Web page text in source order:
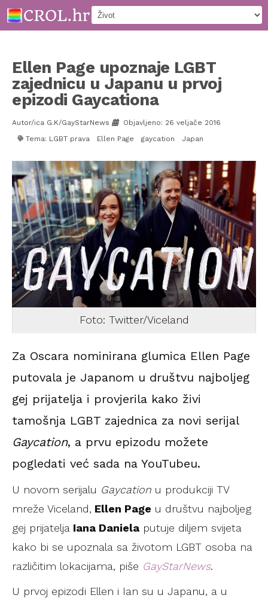
Ellen Page upoznaje LGBT
zajednicu u Japanu u prvoj
epizodi Gaycationa
Autor/ica G.K/GayStarNews
Objavljeno: 26 veljače 2016
Tema: LGBT prava Ellen Page gaycation Japan
Foto: Twitter/Viceland
Za Oscara nominirana glumica Ellen Page
putovala je Japanom u društvu najboljeg
gej prijatelja i provjerila kako živi
tamošnja LGBT zajednica za novi serijal
Gaycation, a prvu epizodu možete
pogledati već sada na YouTubeu.
U novom serijalu Gaycation u produkciji TV
mreže Viceland, Ellen Page u društvu najboljeg
gej prijatelja Iana Daniela putuje diljem svijeta
kako bi se upoznala sa životom LGBT osoba na
različitim lokacijama, piše GayStarNews.
U prvoj epizodi Ellen i Ian su u Japanu, a u